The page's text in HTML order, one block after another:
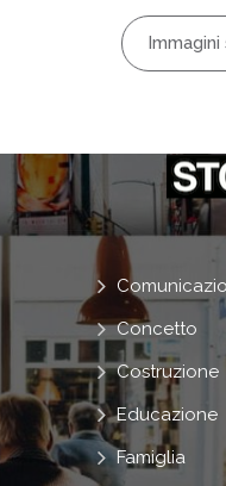
Concetto
Costruzione
Educazione
Famiglia